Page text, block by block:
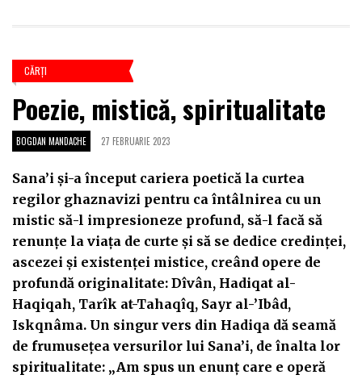
CĂRŢI
Poezie, mistică, spiritualitate
BOGDAN MANDACHE 27 FEBRUARIE 2023
Sana’i și-a început cariera poetică la curtea
regilor ghaznavizi pentru ca întâlnirea cu un
mistic să-l impresioneze profund, să-l facă să
renunțe la viața de curte și să se dedice credinței,
ascezei și existenței mistice, creând opere de
profundă originalitate: Dîvân, Hadiqat al-
Haqiqah, Tarîk at-Tahaqîq, Sayr al-’Ibâd,
Iskqnâma. Un singur vers din Hadiqa dă seamă
de frumusețea versurilor lui Sana’i, de înalta lor
spiritualitate: „Am spus un enunț care e operă